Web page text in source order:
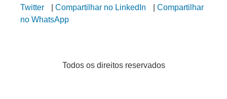
Twitter
Compartilhar no LinkedIn
Compartilhar
no WhatsApp
Todos os direitos reservados